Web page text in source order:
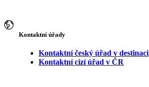
Kontaktní úřady
Kontaktní český úřad v destinaci
Kontaktní cizí úřad v ČR